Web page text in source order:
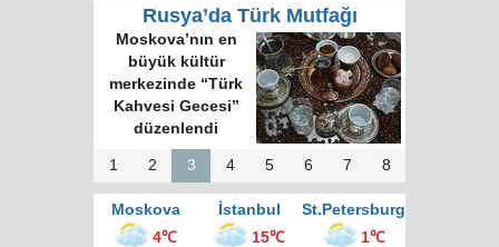
Rusya’da Türk Mutfağı
Moskova’nın en
büyük kültür
merkezinde “Türk
Kahvesi Gecesi”
düzenlendi
1 2 3 4 5 6 7 8
Moskova İstanbul
St.Petersburg
4℃
15℃ 1℃